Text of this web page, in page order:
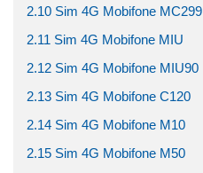
2.10 Sim 4G Mobifone MC299
2.11 Sim 4G Mobifone MIU
2.12 Sim 4G Mobifone MIU90
2.13 Sim 4G Mobifone C120
2.14 Sim 4G Mobifone M10
2.15 Sim 4G Mobifone M50